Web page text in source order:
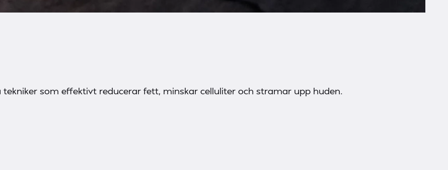
som effektivt reducerar fett, minskar celluliter och stramar upp huden.